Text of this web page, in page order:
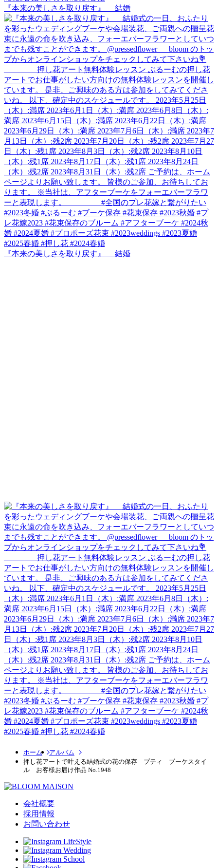
『本来の美しさを取り戻す』 結婚
『本来の美しさを取り戻す』 結婚
ホーム
アルバム
押し花アートで叶える結婚式の花の保存 プティ ブーケスタイ
ル お客様お届け作品 No.1948
会社概要
採用情報
お問い合わせ
LifeStyle
Wedding
School